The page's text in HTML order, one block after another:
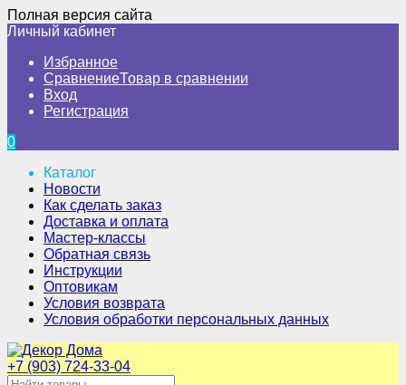
Полная версия сайта
Личный кабинет
Избранное
СравнениеТовар в сравнении
Вход
Регистрация
0
Каталог
Новости
Как сделать заказ
Доставка и оплата
Мастер-классы
Обратная связь
Инструкции
Оптовикам
Условия возврата
Условия обработки персональных данных
+7 (903) 724-33-04